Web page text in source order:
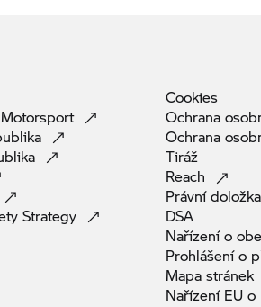
Motorsport
Strategy
Cookies
Ochrana
Ochrana
Tiráž
Reach
Právnídoložka
DSA
Nařízení o
Prohlášení o
Mapa stránek
Nařízení EU o